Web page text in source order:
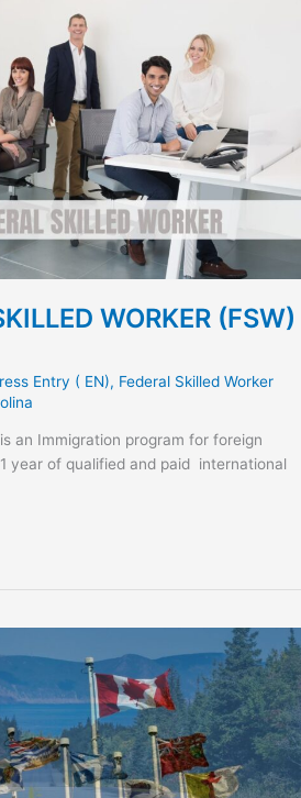
WORKER (FSW)
Entry ( EN), Federal Skilled Worker
an Immigration program for foreign
year of qualified and paid international